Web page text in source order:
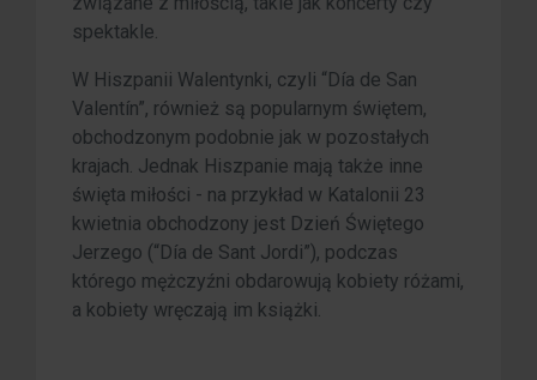
spektakle.
W Hiszpanii Walentynki, czyli “Día de San
Valentín”, również są popularnym świętem,
obchodzonym podobnie jak w pozostałych
krajach. Jednak Hiszpanie mają także inne
święta miłości - na przykład w Katalonii 23
kwietnia obchodzony jest Dzień Świętego
Jerzego (“Día de Sant Jordi”), podczas
którego mężczyźni obdarowują kobiety różami,
a kobiety wręczają im książki.